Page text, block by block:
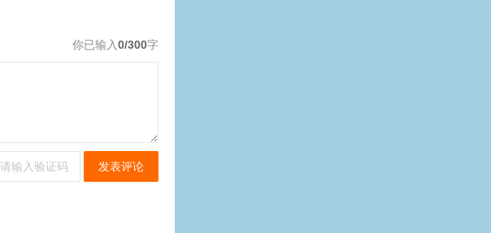
你已输入0/300字
发表评论